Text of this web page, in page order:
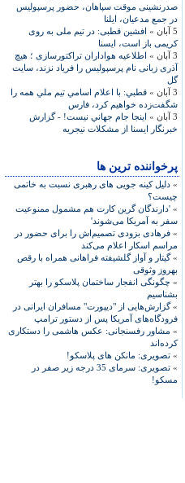
صدرنشينی موقت سپاهان، حضور پرسپوليس
در جمع مدعيان، ايلنا
5 آبان »
افشين قطبی: در تيم ملی به روی
کريمی باز است، ايسنا
3 آبان »
اطلاعیه هواداران تراکتورسازی ؛ هیچ
آذری زبانی نام پرسپولیس را فریاد نزند، سایت
گل
3 آبان »
قطبي: با اعلام اسامي تيم ‌ملي همه را
شگفت‌زده خواهيم كرد، فارس
3 آبان »
اينجا جام جهاني نيست! - گزارش
خبرنگار ايسنا از مشكلات نيجريه
پرخواننده ترین ها
» دلیل کینه جویی های رهبری نسبت به خاتمی
چیست؟
» 'دارندگان گرین کارت هم مشمول ممنوعیت
سفر به آمریکا می‌شوند'
» فرهادی بزودی تصمیم‌اش را برای حضور در
مراسم اسکار اعلام می‌کند
»گیتار و آواز گلشیفته فراهانی همراه با رقص
بهروز وثوقی
» چگونگی انفجار ساختمان پلاسکو را بهتر
بشناسیم
»گزارش‌هایی از "دیپورت" مسافران ایرانی در
فرودگاه‌های آمریکا پس از دستور ترامپ
» مشاور رفسنجانی: عکس هاشمی را دستکاری
کرده‌اند
» تصویری: مانکن های پلاسکو!
»
تصویری: سرمای 35 درجه زیر صفر در
مسکو!